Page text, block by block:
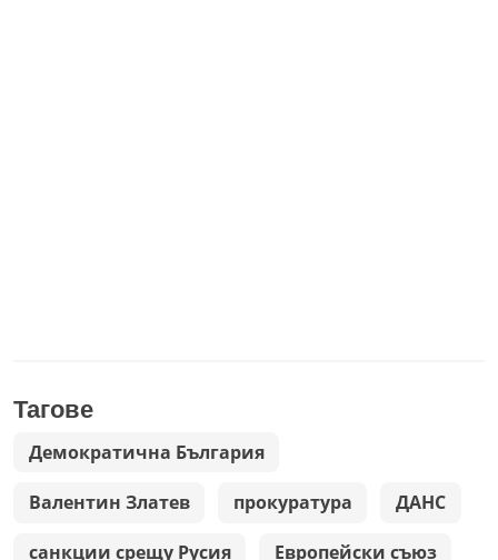
Тагове
Демократична България
Валентин Златев прокуратура ДАНС
санкции срещу Русия Европейски съюз